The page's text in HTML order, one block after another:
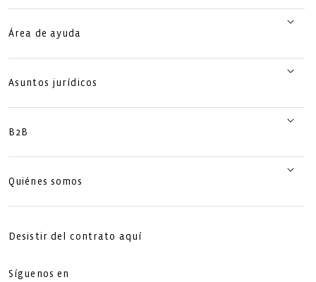
Área de ayuda
Asuntos jurídicos
B2B
Quiénes somos
Desistir del contrato aquí
Síguenos en